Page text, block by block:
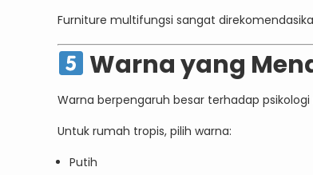
Furniture multifungsi sangat
Warna yang
Warna berpengaruh besar terhadap psikologi
Untuk rumah tropis, pilih warna:
Putih